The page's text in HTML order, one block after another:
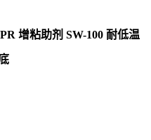
增粘助剂 SW-100 耐低温